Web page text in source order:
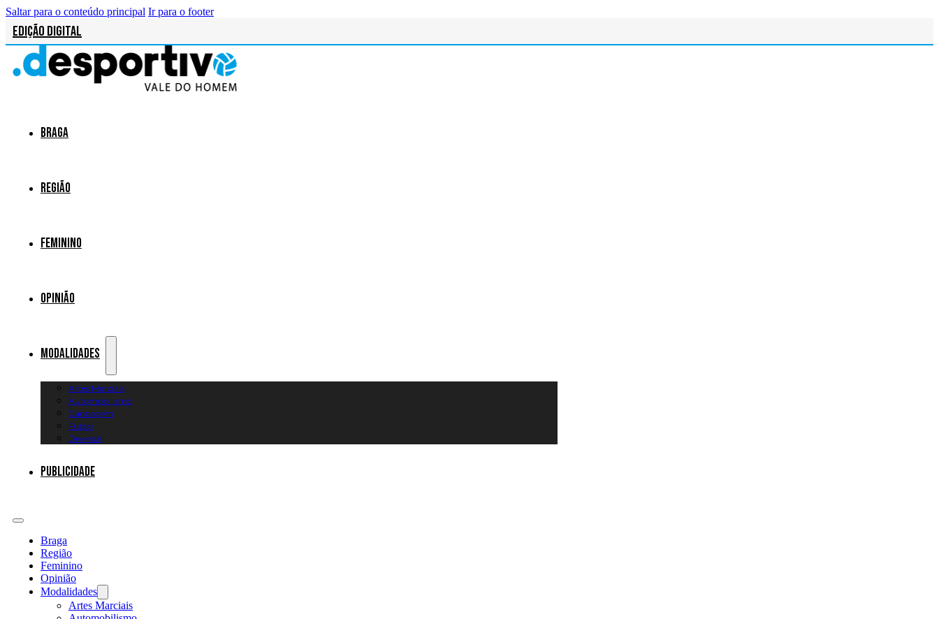
Saltar para o conteúdo principal Ir para o footer
Edição Digital
Braga
Região
Feminino
Opinião
Modalidades
Artes Marciais
Automobilismo
Canoagem
Futsal
Diversos
Publicidade
Braga
Região
Feminino
Opinião
Modalidades
Artes Marciais